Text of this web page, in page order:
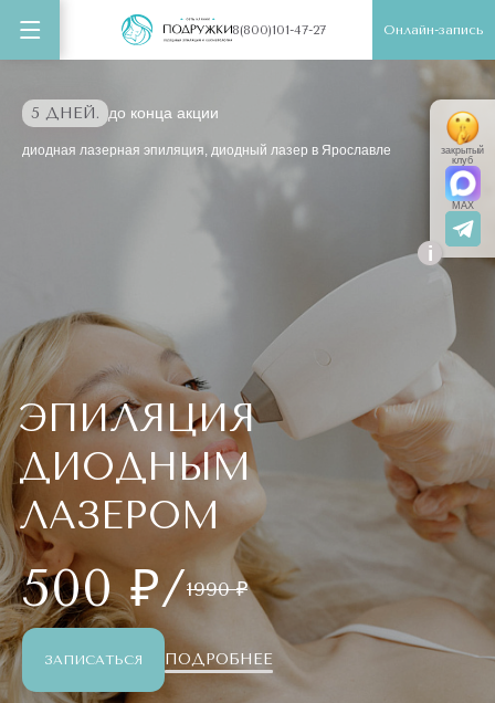
8(800)101-47-27 Онлайн-запись
5 ДНЕЙ. до конца акции
диодная лазерная эпиляция, диодный лазер в Ярославле
ЭПИЛЯЦИЯ
ДИОДНЫМ
ЛАЗЕРОМ
500 ₽/1990 ₽
ЗАПИСАТЬСЯ ПОДРОБНЕЕ
i
закрытый
клуб
MAX